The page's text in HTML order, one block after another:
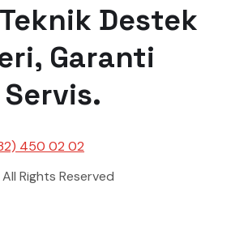
Destek
Garanti
Servis.
450 02 02
Rights Reserved